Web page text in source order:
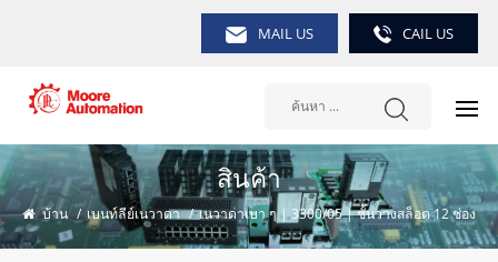
MAIL US CAIL US
สินค้า
บ้าน / เบนท์ลีย์เนวาดา / เนวาดาเบา ๆ | 3300/05 | ชั้นวางสล็อต 12 ช่อง